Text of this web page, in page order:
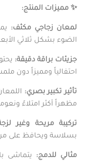
✨ مميزات المنتج:
لمعان زجاجي مكثف:
الضوء بشكل ثلاثي
جزيئات براقة دقيقة:
احتفالياً ومميزاً دون
تأثير تكبير بصري:
مظهراً أكثر امتلاءً
تركيبة مريحة وغير
بسلاسة ويحافظ على
مثالي للدمج: يتماشى